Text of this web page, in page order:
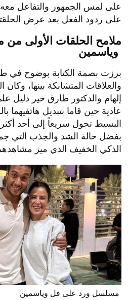
على لمس الجمهور والتفاعل
على ردود الفعل بعد عرض
ملامح الحلقات الأولى
برزت بصمة الكتابة بوضوح في
والعلاقات المتشابكة بينها،
إلهام والدكتور طارق خير دليل
عادية حين قاما بتبديل هاتفيهما
البسيط تحول سريعاً إلى أحد
بفضل حالة الشد والجذب التي
الذكي الخفيف الذي ميز